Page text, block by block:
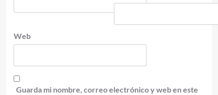
Web
Guarda mi nombre, correo electrónico y web en este